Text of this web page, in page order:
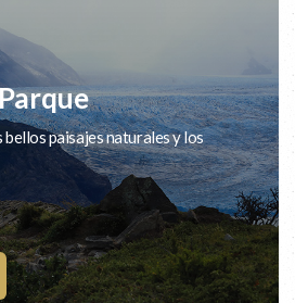
paisajes naturales y los